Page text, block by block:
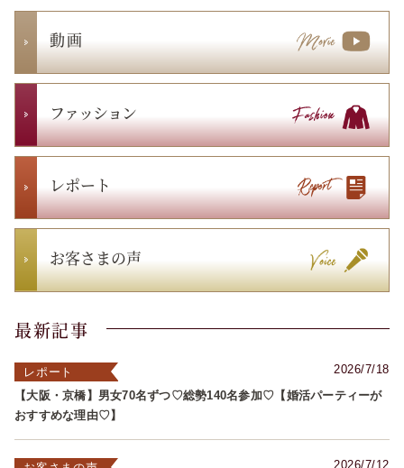
動 画
ファッション
レポート
お客さまの声
最新記事
2026/7/18
レポート
【大阪・京橋】男女70名ずつ♡総勢140名参加♡【婚活パーティーが
おすすめな理由♡】
2026/7/12